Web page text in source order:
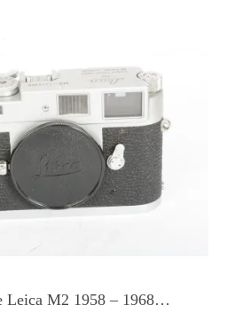
Leica M2 1958 – 1968…